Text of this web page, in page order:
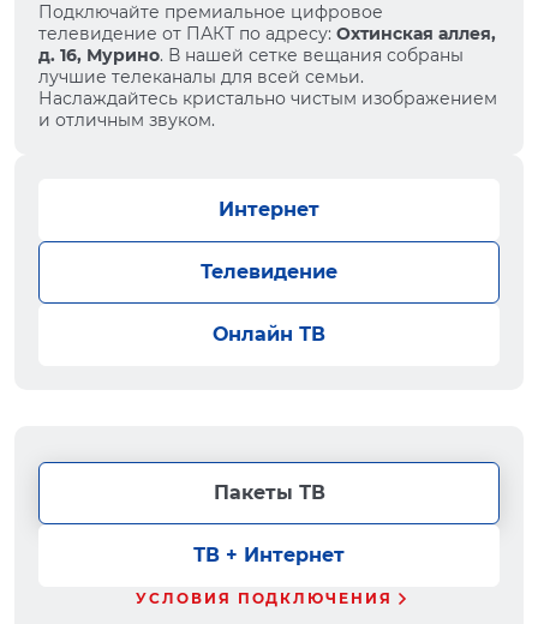
Подключайте премиальное цифровое
телевидение от ПАКТ по адресу: Охтинская аллея,
д. 16, Мурино. В нашей сетке вещания собраны
лучшие телеканалы для всей семьи.
Наслаждайтесь кристально чистым изображением
и отличным звуком.
Интернет
Телевидение
Онлайн ТВ
Пакеты ТВ
ТВ + Интернет
УСЛОВИЯ ПОДКЛЮЧЕНИЯ